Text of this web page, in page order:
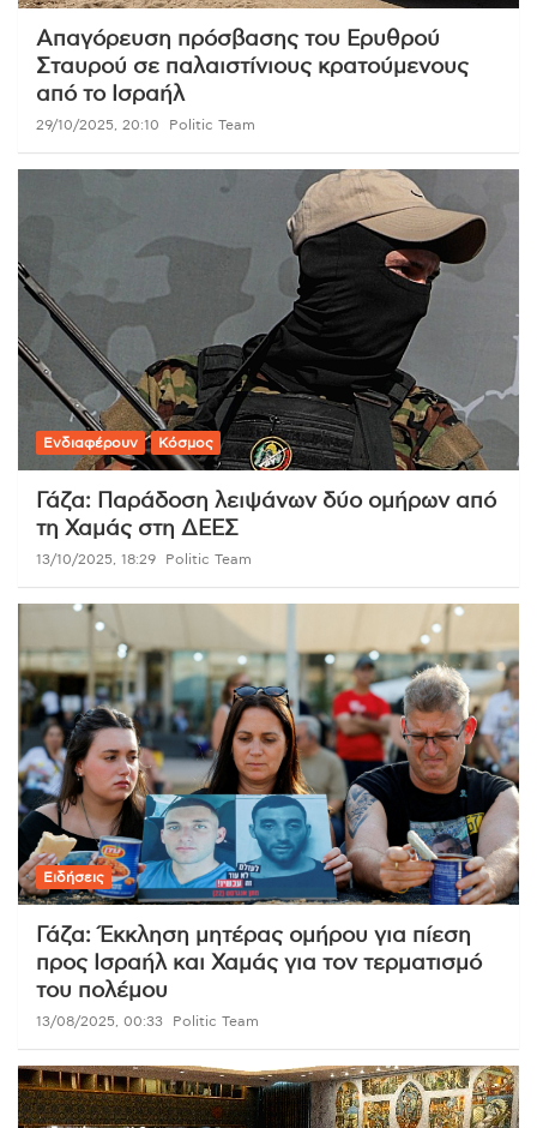
Απαγόρευση πρόσβασης του Ερυθρού
Σταυρού σε παλαιστίνιους κρατούμενους
από το Ισραήλ
29/10/2025, 20:10 Politic Team
Ενδιαφέρουν Κόσμος
Γάζα: Παράδοση λειψάνων δύο ομήρων από
τη Χαμάς στη ΔΕΕΣ
13/10/2025, 18:29 Politic Team
Ειδήσεις
Γάζα: Έκκληση μητέρας ομήρου για πίεση
προς Ισραήλ και Χαμάς για τον τερματισμό
του πολέμου
13/08/2025, 00:33 Politic Team